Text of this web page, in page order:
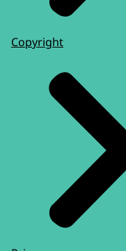
Copyright